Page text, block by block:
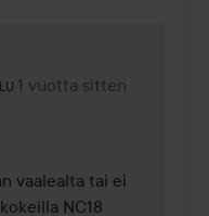
asiakaspalvelu .
1 vuotta sitten
Kommentti lisättiin 1
vaalealta tai ei
NC18